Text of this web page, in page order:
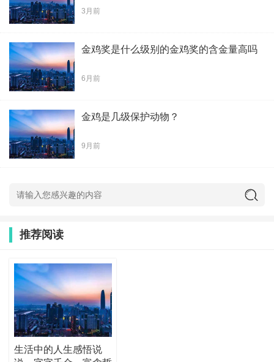
3月前
金鸡奖是什么级别的金鸡奖的含金量高吗
6月前
金鸡是几级保护动物？
9月前
推荐阅读
生活中的人生感悟说